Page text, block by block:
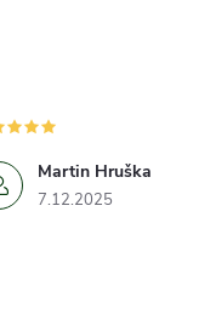
Martin Hruška
7.12.2025